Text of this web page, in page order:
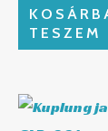
TESZEM